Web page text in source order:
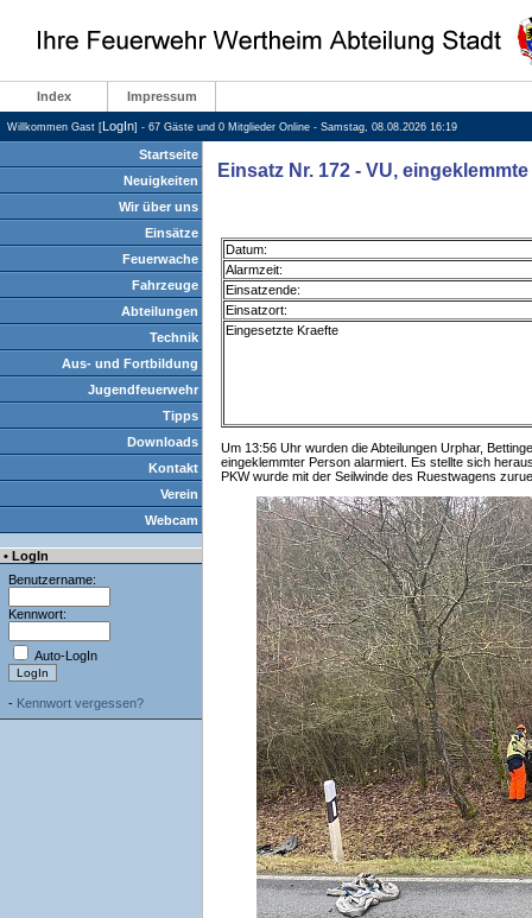
Index Impressum
Willkommen Gast [LogIn] - 67 Gäste und 0 Mitglieder Online - Samstag, 08.08.2026 16:19
Startseite
Neuigkeiten
Wir über uns
Einsätze
Feuerwache
Fahrzeuge
Abteilungen
Technik
Aus- und Fortbildung
Jugendfeuerwehr
Tipps
Downloads
Kontakt
Verein
Webcam
• LogIn
Benutzername:
Kennwort:
Auto-LogIn
- Kennwort vergessen?
Einsatz Nr. 172 - VU,
Datum:
Alarmzeit:
Einsatzende:
Einsatzort:
Eingesetzte Kraefte
Um 13:56 Uhr wurden die Abteilungen Urphar,
eingeklemmter Person alarmiert. Es stellte sich
PKW wurde mit der Seilwinde des Ruestwagens